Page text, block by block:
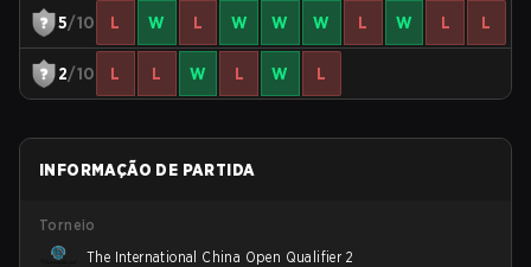
5/10 L W L W W W L W L L
2/10 L L W L W L
INFORMAÇÃO DE PARTIDA
Torneio
The International China Open Qualifier 2